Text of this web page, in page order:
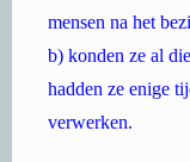
mensen na het
b) konden ze al
hadden ze enige
verwerken.